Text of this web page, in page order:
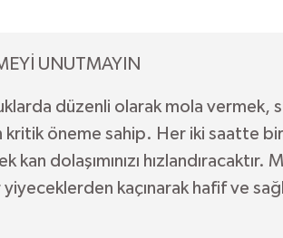
UNUTMAYIN
düzenli olarak mola vermek,
kritik öneme sahip. Her iki saatte
kan dolaşımınızı
kaçınarak hafif ve